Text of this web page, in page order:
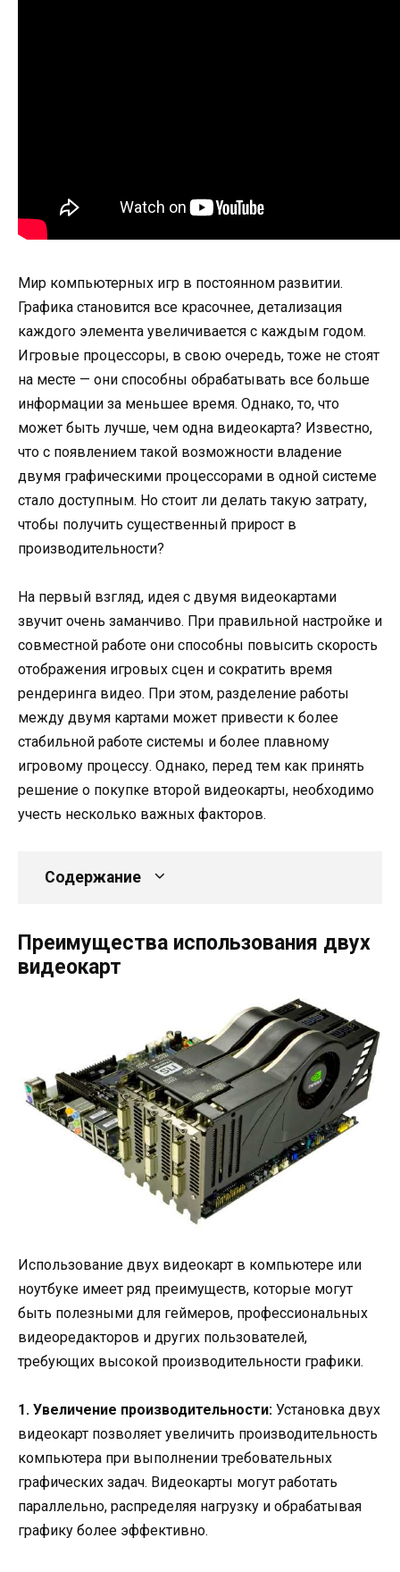
Мир компьютерных игр в постоянном развитии.
Графика становится все красочнее, детализация
каждого элемента увеличивается с каждым годом.
Игровые процессоры, в свою очередь, тоже не стоят
на месте — они способны обрабатывать все больше
информации за меньшее время. Однако, то, что
может быть лучше, чем одна видеокарта? Известно,
что с появлением такой возможности владение
двумя графическими процессорами в одной системе
стало доступным. Но стоит ли делать такую затрату,
чтобы получить существенный прирост в
производительности?
На первый взгляд, идея с двумя видеокартами
звучит очень заманчиво. При правильной настройке и
совместной работе они способны повысить скорость
отображения игровых сцен и сократить время
рендеринга видео. При этом, разделение работы
между двумя картами может привести к более
стабильной работе системы и более плавному
игровому процессу. Однако, перед тем как принять
решение о покупке второй видеокарты, необходимо
учесть несколько важных факторов.
Содержание
Преимущества использования двух
видеокарт
Использование двух видеокарт в компьютере или
ноутбуке имеет ряд преимуществ, которые могут
быть полезными для геймеров, профессиональных
видеоредакторов и других пользователей,
требующих высокой производительности графики.
1. Увеличение производительности: Установка двух
видеокарт позволяет увеличить производительность
компьютера при выполнении требовательных
графических задач. Видеокарты могут работать
параллельно, распределяя нагрузку и обрабатывая
графику более эффективно.